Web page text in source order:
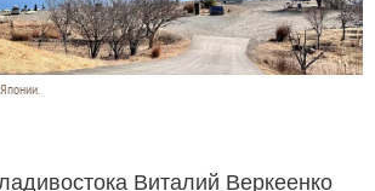
Виталий Веркеенко